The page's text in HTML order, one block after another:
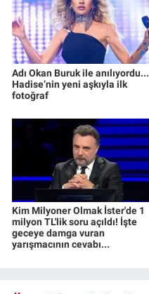
Adı Okan Buruk ile anılıyordu...
Hadise’nin yeni aşkıyla ilk
fotoğraf
Kim Milyoner Olmak İster'de 1
milyon TL'lik soru açıldı! İşte
geceye damga vuran
yarışmacının cevabı...